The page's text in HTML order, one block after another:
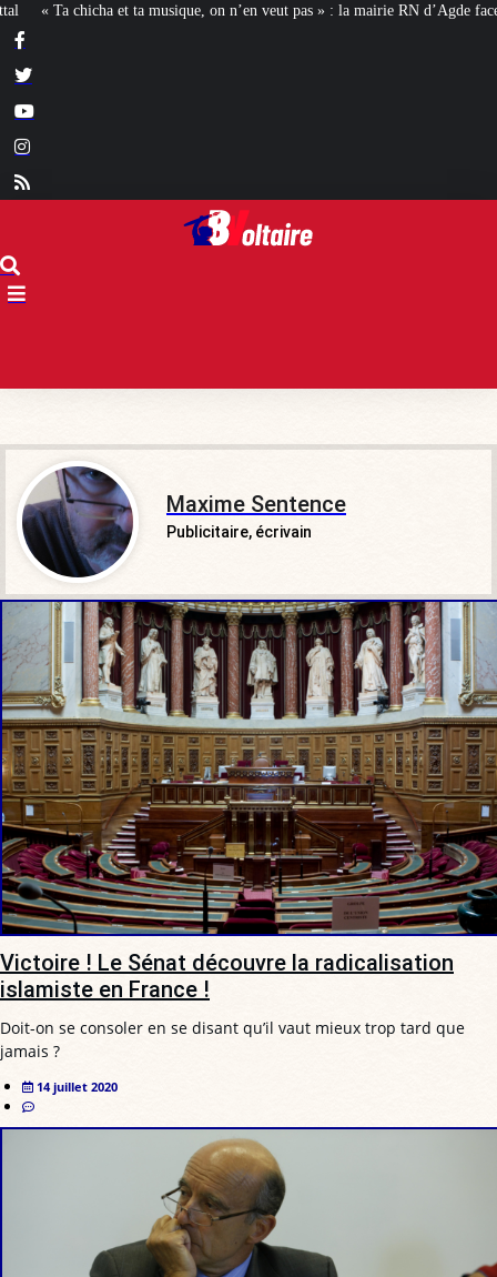
n’en veut pas » : la mairie RN d’Agde face à la meute « antiraciste » La
Maxime Sentence
Publicitaire, écrivain
Victoire ! Le Sénat découvre la radicalisation
islamiste en France !
Doit-on se consoler en se disant qu’il vaut mieux trop tard que
jamais ?
14 juillet 2020